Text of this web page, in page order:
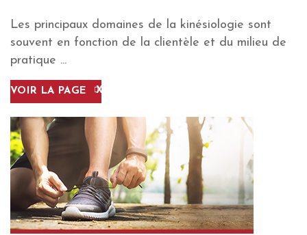
Les principaux domaines de la kinésiologie sont
souvent en fonction de la clientèle et du milieu de
pratique ...
VOIR LA PAGE